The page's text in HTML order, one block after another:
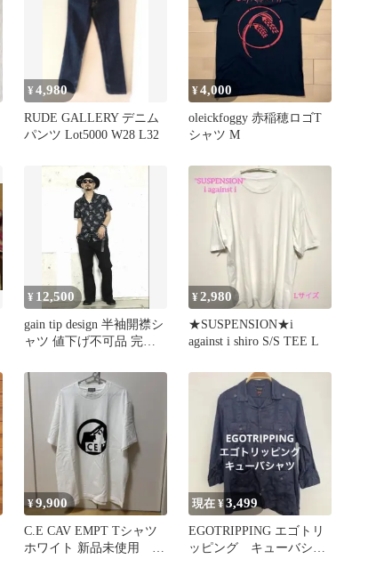
¥4,980
RUDE GALLERY デニム
パンツ Lot5000 W28 L32
¥4,000
oleickfoggy 赤稲穂ロゴT
シャツ M
¥ 12,500
gain tip design 半袖開襟シ
ャツ 値下げ不可品 完売
¥2,980
★SUSPENSION★i
against i shiro S/S TEE L
¥9,900
C.E CAV EMPT Tシャツ
ホワイト 新品未使用 L
現在 ¥3,499
EGOTRIPPING エゴトリ
ッピング キューバシャ